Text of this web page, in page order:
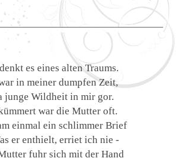
es eines alten Traums.
in meiner dumpfen Zeit,
junge Wildheit in mir gor.
war die Mutter oft.
einmal ein schlimmer Brief
er enthielt, erriet ich nie -
fuhr sich mit der Hand